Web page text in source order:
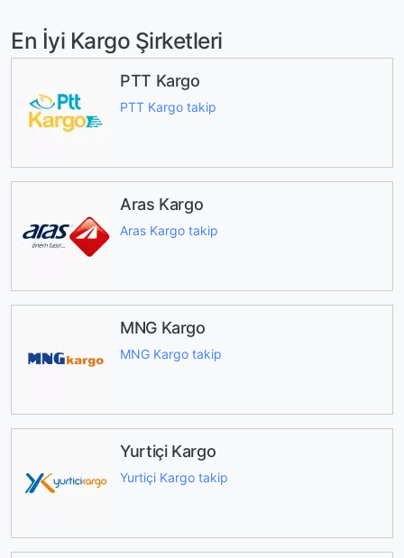
En İyi Kargo Şirketleri
PTT Kargo
PTT Kargo takip
Aras Kargo
Aras Kargo takip
MNG Kargo
MNG Kargo takip
Yurtiçi Kargo
Yurtiçi Kargo takip